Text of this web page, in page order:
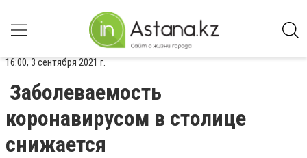
16:00, 3 сентября 2021 г.
Заболеваемость
коронавирусом в столице
снижается